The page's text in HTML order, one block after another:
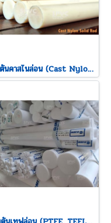
แท่งตันคาสไนล่อน (Cast Nylon Solid Rod)